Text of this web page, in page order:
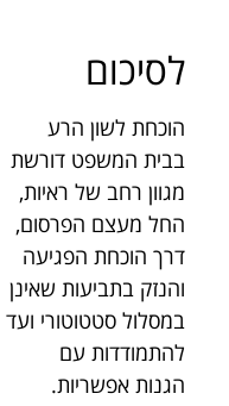
לסיכום
הוכחת לשון הרע
בבית המשפט דורשת
מגוון רחב של ראיות,
החל מעצם הפרסום,
דרך הוכחת הפגיעה
והנזק בתביעות שאינן
במסלול סטטוטורי ועד
להתמודדות עם
הגנות אפשריות.